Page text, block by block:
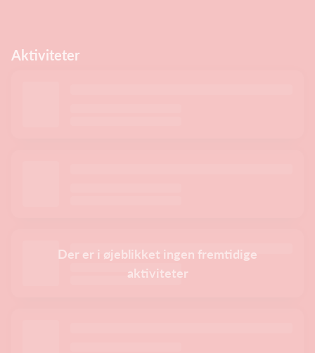
Aktiviteter
Der er i øjeblikket ingen fremtidige
aktiviteter